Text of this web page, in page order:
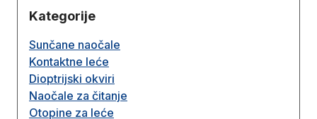
Kategorije
Sunčane naočale
Kontaktne leće
Dioptrijski okviri
Naočale za čitanje
Otopine za leće